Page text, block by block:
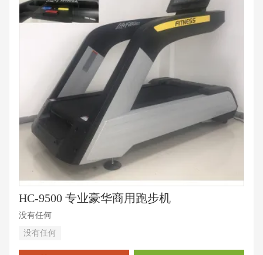
HC-9500 专业豪华商用跑步机
没有任何
没有任何